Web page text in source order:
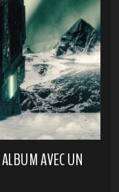
AVEC UN